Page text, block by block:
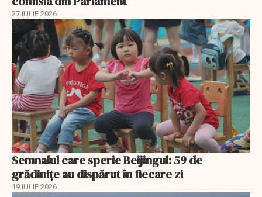
27 IULIE 2026
Semnalul care sperie Beijingul: 59 de
grădinițe au dispărut în fiecare zi
19 IULIE 2026